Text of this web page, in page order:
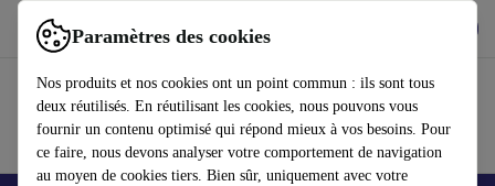
Paramètres des cookies
Nos produits et nos cookies ont un point commun : ils sont tous
deux réutilisés. En réutilisant les cookies, nous pouvons vous
fournir un contenu optimisé qui répond mieux à vos besoins. Pour
ce faire, nous devons analyser votre comportement de navigation
au moyen de cookies tiers. Bien sûr, uniquement avec votre
Utilisez refurbed rapidement et facilement